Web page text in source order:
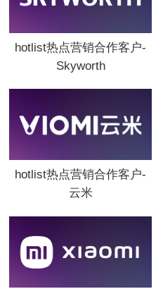
hotlist热点营销合作客户-
Skyworth
hotlist热点营销合作客户-
云米